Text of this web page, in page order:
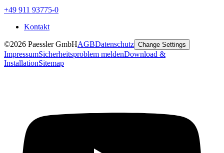
+49 911 93775-0
Kontakt
©2026 Paessler GmbHAGBDatenschutz Change Settings
ImpressumSicherheitsproblem meldenDownload &
InstallationSitemap